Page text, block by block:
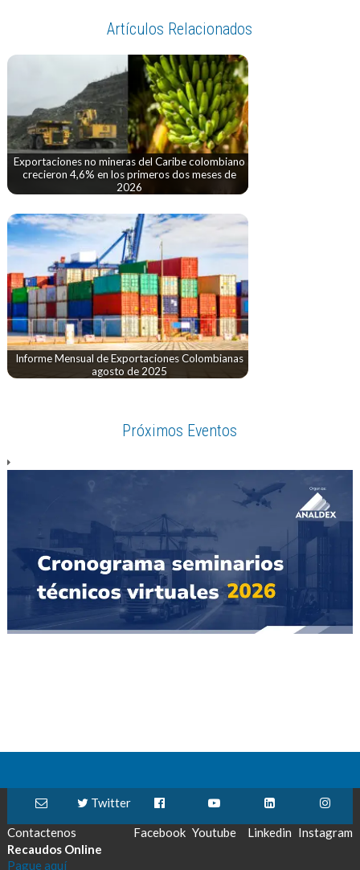
Artículos Relacionados
Exportaciones no mineras del Caribe colombiano
crecieron 4,6% en los primeros dos meses de
2026
Informe Mensual de Exportaciones Colombianas
agosto de 2025
Próximos Eventos
Contactenos
Twitter
Facebook Youtube Linkedin Instagram
Recaudos Online
Pague aquí